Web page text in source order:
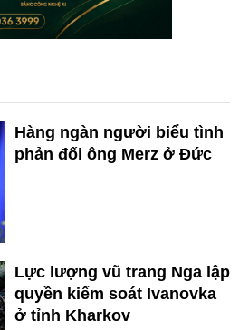
Hàng ngàn người biểu tình
phản đối ông Merz ở Đức
Lực lượng vũ trang Nga lập
quyền kiểm soát Ivanovka
ở tỉnh Kharkov